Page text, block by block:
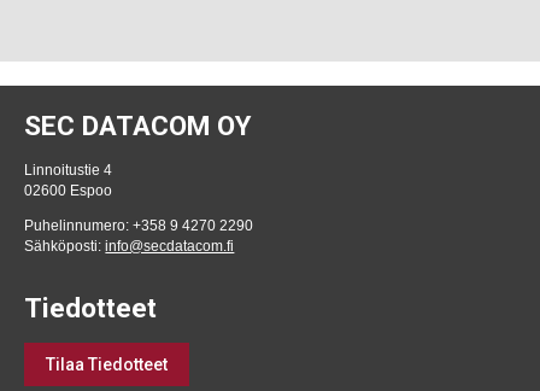
SEC DATACOM OY
Linnoitustie 4
02600 Espoo
Puhelinnumero: +358 9 4270 2290
Sähköposti:info@secdatacom.fi
Tiedotteet
Tilaa Tiedotteet